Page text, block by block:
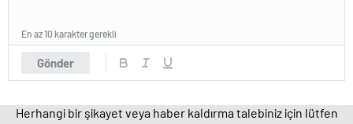
Gönder
En az 10 karakter gerekli
Herhangi bir şikayet veya haber kaldırma talebiniz için lütfen